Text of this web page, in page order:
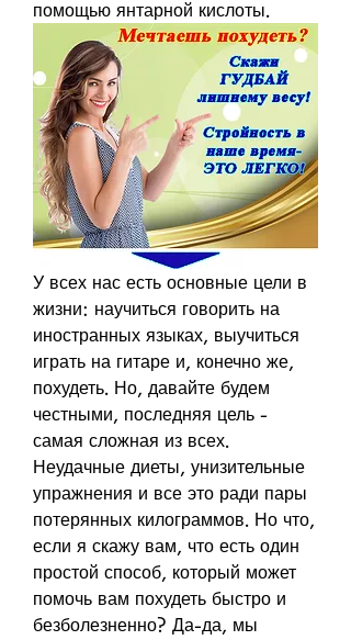
помощью янтарной кислоты.
У всех нас есть основные цели в
жизни: научиться говорить на
иностранных языках, выучиться
играть на гитаре и, конечно же,
похудеть. Но, давайте будем
честными, последняя цель -
самая сложная из всех.
Неудачные диеты, унизительные
упражнения и все это ради пары
потерянных килограммов. Но что,
если я скажу вам, что есть один
простой способ, который может
помочь вам похудеть быстро и
безболезненно? Да-да, мы